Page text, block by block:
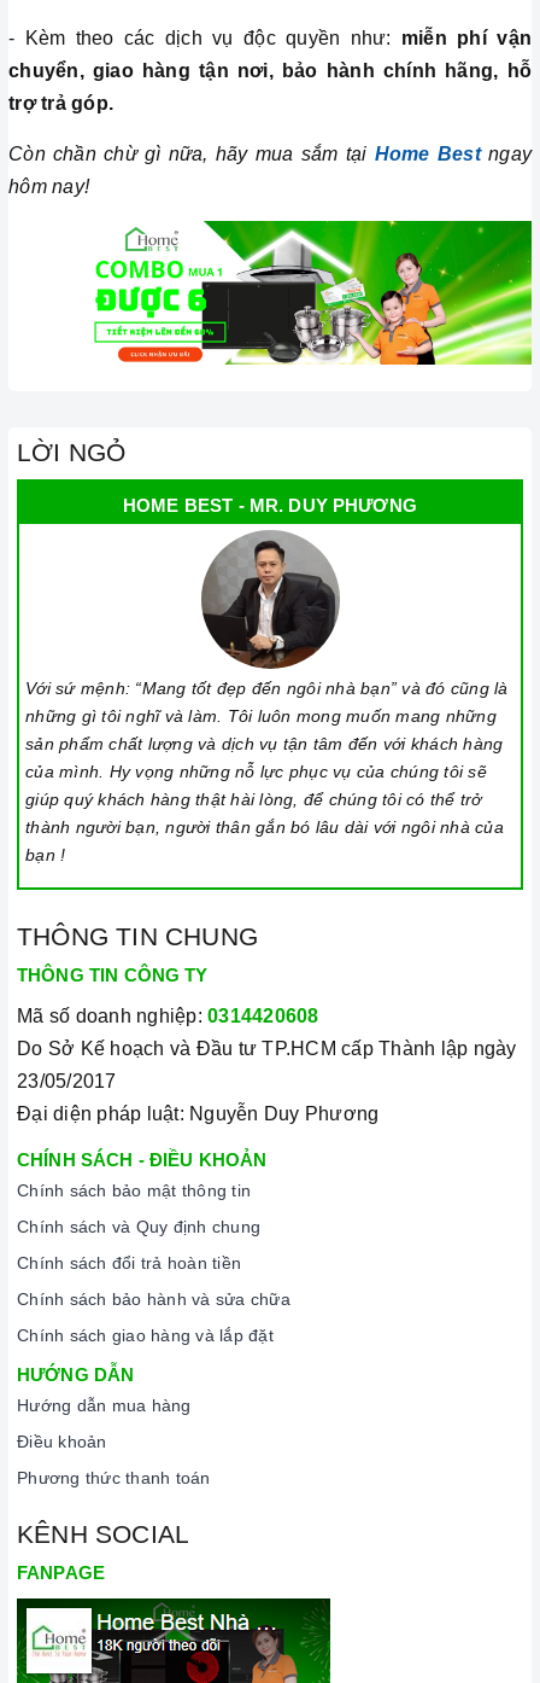
- Kèm theo các dịch vụ độc quyền như: miễn phí vận
chuyển, giao hàng tận nơi, bảo hành chính hãng, hỗ
trợ trả góp.
Còn chần chừ gì nữa, hãy mua sắm tại Home Bestngay
hôm nay!
LỜI NGỎ
HOME BEST - MR. DUY PHƯƠNG
Với sứ mệnh: “Mang tốt đẹp đến ngôi nhà bạn” và đó cũng là
những gì tôi nghĩ và làm. Tôi luôn mong muốn mang những
sản phẩm chất lượng và dịch vụ tận tâm đến với khách hàng
của mình. Hy vọng những nỗ lực phục vụ của chúng tôi sẽ
giúp quý khách hàng thật hài lòng, để chúng tôi có thể trở
thành người bạn, người thân gắn bó lâu dài với ngôi nhà của
bạn !
THÔNG TIN CHUNG
THÔNG TIN CÔNG TY
Mã số doanh nghiệp: 0314420608
Do Sở Kế hoạch và Đầu tư TP.HCM cấp Thành lập ngày
23/05/2017
Đại diện pháp luật: Nguyễn Duy Phương
CHÍNH SÁCH - ĐIỀU KHOẢN
Chính sách bảo mật thông tin
Chính sách và Quy định chung
Chính sách đổi trả hoàn tiền
Chính sách bảo hành và sửa chữa
Chính sách giao hàng và lắp đặt
HƯỚNG DẪN
Hướng dẫn mua hàng
Điều khoản
Phương thức thanh toán
KÊNH SOCIAL
FANPAGE